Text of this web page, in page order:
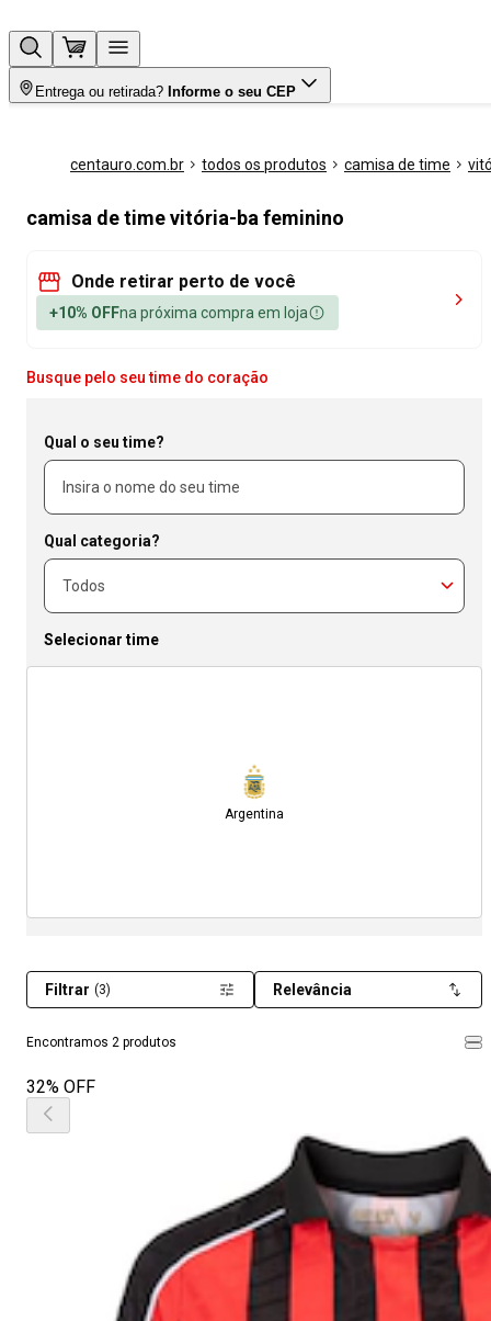
Entrega ou retirada? Informe o seu CEP
centauro.com.br todos os produtos camisa de time
camisa de time vitória-ba feminino
Onde retirar perto de você
+10% OFFna próxima compra em loja
Busque pelo seu time do coração
Qual o seu time?
Qual categoria?
Selecionar time
Argentina
Encontramos 2 produtos
Filtrar (3) Relevância
32% OFF